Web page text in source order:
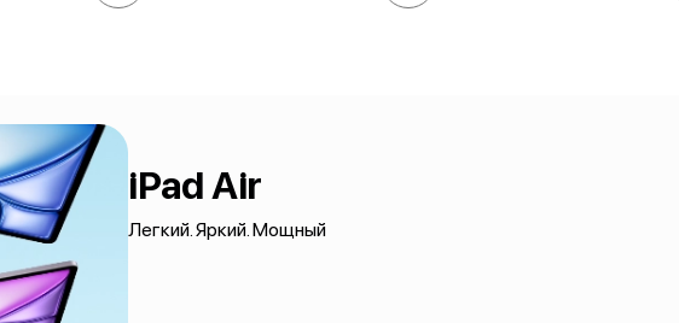
iPad Air
Легкий. Яркий. Мощный